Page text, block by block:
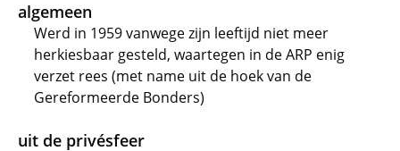
algemeen
Werd in 1959 vanwege zijn leeftijd niet meer
herkiesbaar gesteld, waartegen in de ARP enig
verzet rees (met name uit de hoek van de
Gereformeerde Bonders)
uit de privésfeer